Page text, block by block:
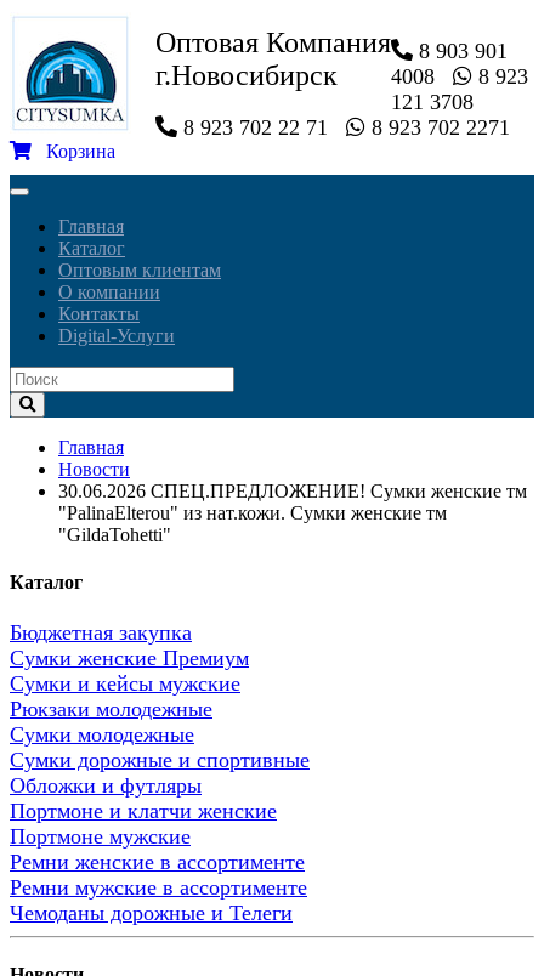
Оптовая Компания
г.Новосибирск
8 903 901
4008
8 923
121 3708
8 923 702 22 71
8 923 702 2271
Корзина
Toggle
navigationГлавная
Каталог
Оптовым клиентам
О компании
Контакты
Digital-Услуги
Главная
Новости
30.06.2026 СПЕЦ.ПРЕДЛОЖЕНИЕ! Сумки женские тм
"PalinaElterou" из нат.кожи. Сумки женские тм
"GildaTohetti"
Каталог
Бюджетная закупка
Сумки женские Премиум
Сумки и кейсы мужские
Рюкзаки молодежные
Сумки молодежные
Сумки дорожные и спортивные
Обложки и футляры
Портмоне и клатчи женские
Портмоне мужские
Ремни женские в ассортименте
Ремни мужские в ассортименте
Чемоданы дорожные и Телеги